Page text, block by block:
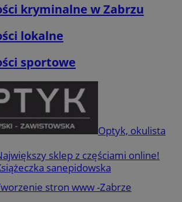
kryminalne w Zabrzu
lokalne
sportowe
Optyk, okulista
sklep z częściami online!
sanepidowska
stron www -Zabrze